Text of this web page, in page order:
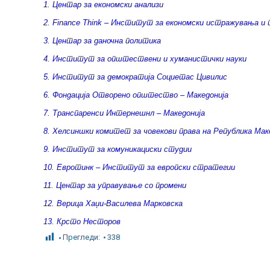
1. Центар за економски анализи
2. Finance Think – Институт за економски истражувања и
3. Центар за даночна политика
4. Институт за општествени и хуманистички науки
5. Институт за демократија Социетас Цивилис
6. Фондација Отворено општество – Македонија
7. Транспаренси Интернешнл – Македонија
8. Хелсиншки комитет за човекови права на Република
9. Институт за комуникациски студии
10. Евротинк – Институт за европски стратегии
11. Центар за управување со промени
12. Верица Хаџи-Василева Марковска
13. Крсто Несторов
Прегледи:
338